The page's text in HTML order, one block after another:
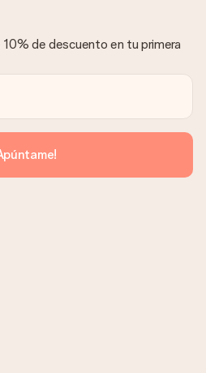
10% de descuento en tu primera